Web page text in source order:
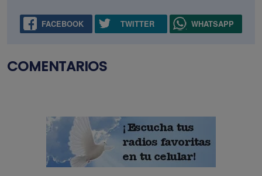
FACEBOOK TWITTER WHATSAPP
COMENTARIOS